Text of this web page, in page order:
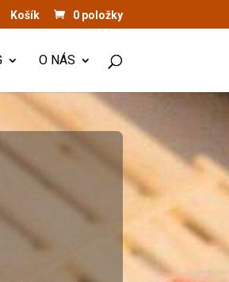
Košík 0 položky
O NÁS